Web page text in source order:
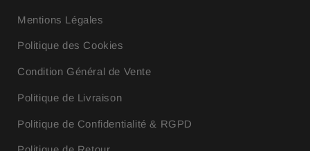
Mentions Légales
Politique des Cookies
Condition Général de Vente
Politique de Livraison
Politique de Confidentialité & RGPD